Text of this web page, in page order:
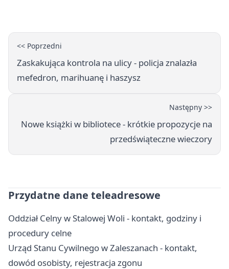
<< Poprzedni
Zaskakująca kontrola na ulicy - policja znalazła
mefedron, marihuanę i haszysz
Następny >>
Nowe książki w bibliotece - krótkie propozycje na
przedświąteczne wieczory
Przydatne dane teleadresowe
Oddział Celny w Stalowej Woli - kontakt, godziny i
procedury celne
Urząd Stanu Cywilnego w Zaleszanach - kontakt,
dowód osobisty, rejestracja zgonu